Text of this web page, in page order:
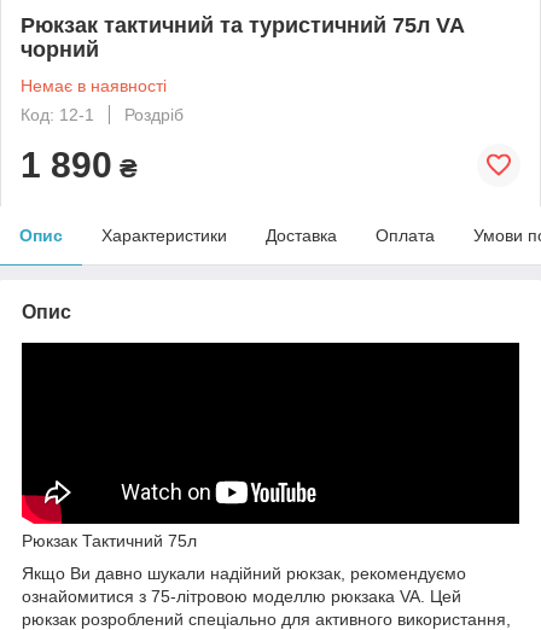
Рюкзак тактичний та туристичний 75л VA
чорний
Немає в наявності
Код: 12-1
Роздріб
1 890 ₴
Опис Характеристики Доставка Оплата Умови
Опис
Рюкзак Тактичний 75л
Якщо Ви давно шукали надійний рюкзак, рекомендуємо
ознайомитися з 75-літровою моделлю рюкзака VA. Цей
рюкзак розроблений спеціально для активного використання,